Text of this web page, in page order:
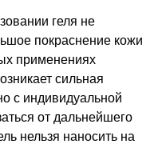
геля не
покраснение кожи
применениях
сильная
с индивидуальной
от дальнейшего
нельзя наносить на